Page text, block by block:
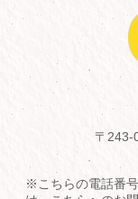
〒243-
※こちらの電話番